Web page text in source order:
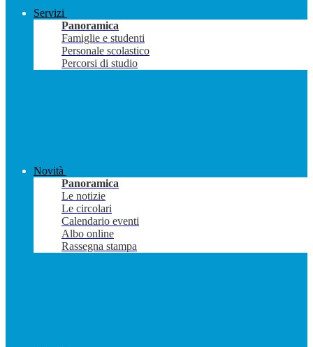
Servizi
Panoramica
Famiglie e studenti
Personale scolastico
Percorsi di studio
Novità
Panoramica
Le notizie
Le circolari
Calendario eventi
Albo online
Rassegna stampa